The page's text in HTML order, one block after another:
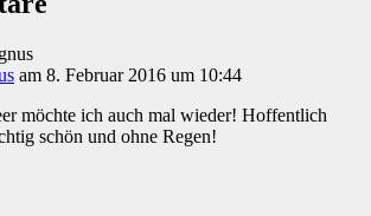
am 8. Februar 2016 um 10:44
möchte ich auch mal wieder! Hoffentlich
schön und ohne Regen!